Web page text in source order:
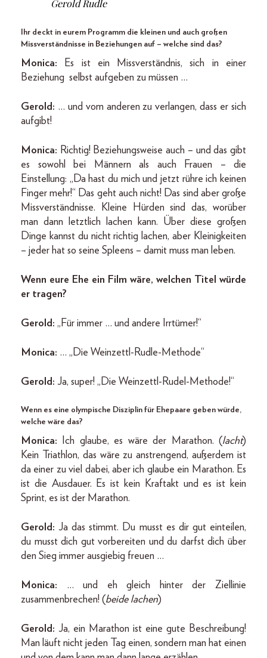
Gerold Rudle
Ihr deckt in eurem Programm die kleinen und auch großen
Missverständnisse in Beziehungen auf – welche sind das?
Monica: Es ist ein Missverständnis, sich in einer
Beziehung selbst aufgeben zu müssen …
Gerold: … und vom anderen zu verlangen, dass er sich
aufgibt!
Monica: Richtig! Beziehungsweise auch – und das gibt
es sowohl bei Männern als auch Frauen – die
Einstellung: „Da hast du mich und jetzt rühre ich keinen
Finger mehr!“ Das geht auch nicht! Das sind aber große
Missverständnisse. Kleine Hürden sind das, worüber
man dann letztlich lachen kann. Über diese großen
Dinge kannst du nicht richtig lachen, aber Kleinigkeiten
– jeder hat so seine Spleens – damit muss man leben.
Wenn eure Ehe ein Film wäre, welchen Titel würde
er tragen?
Gerold: „Für immer … und andere Irrtümer!“
Monica: … „Die Weinzettl-Rudle-Methode“
Gerold: Ja, super! „Die Weinzettl-Rudel-Methode!“
Wenn es eine olympische Disziplin für Ehepaare geben würde,
welche wäre das?
Monica: Ich glaube, es wäre der Marathon. (lacht)
Kein Triathlon, das wäre zu anstrengend, außerdem ist
da einer zu viel dabei, aber ich glaube ein Marathon. Es
ist die Ausdauer. Es ist kein Kraftakt und es ist kein
Sprint, es ist der Marathon.
Gerold: Ja das stimmt. Du musst es dir gut einteilen,
du musst dich gut vorbereiten und du darfst dich über
den Sieg immer ausgiebig freuen …
Monica: … und eh gleich hinter der Ziellinie
zusammenbrechen! (beide lachen)
Gerold: Ja, ein Marathon ist eine gute Beschreibung!
Man läuft nicht jeden Tag einen, sondern man hat einen